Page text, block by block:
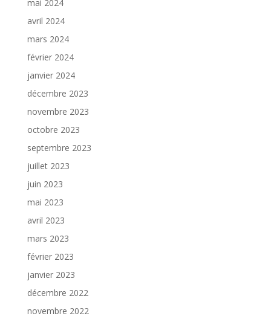
mai 2024
avril 2024
mars 2024
février 2024
janvier 2024
décembre 2023
novembre 2023
octobre 2023
septembre 2023
juillet 2023
juin 2023
mai 2023
avril 2023
mars 2023
février 2023
janvier 2023
décembre 2022
novembre 2022